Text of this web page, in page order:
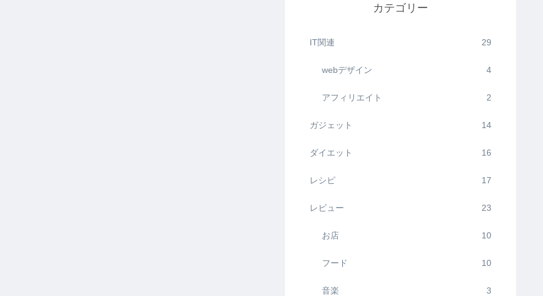
カテゴリー
IT関連 29
webデザイン 4
アフィリエイト 2
ガジェット 14
ダイエット 16
レシピ 17
レビュー 23
お店 10
フード 10
音楽 3